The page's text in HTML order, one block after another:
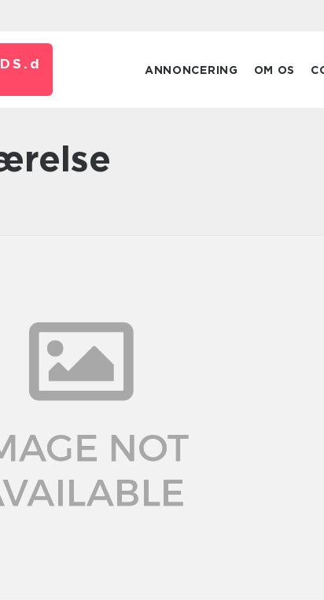
d ANNONCERING OM OS